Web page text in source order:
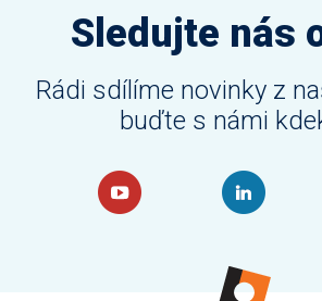
Sledujte nás
Rádi sdílíme novinky z
buďte s námi